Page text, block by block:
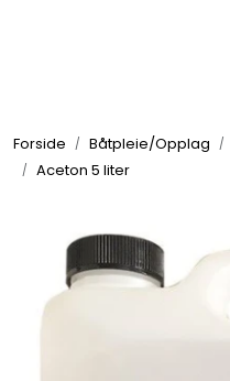
Forside Båtpleie/Opplag
Aceton 5 liter
Elektrisk
Bygg/Innredning
Komfort